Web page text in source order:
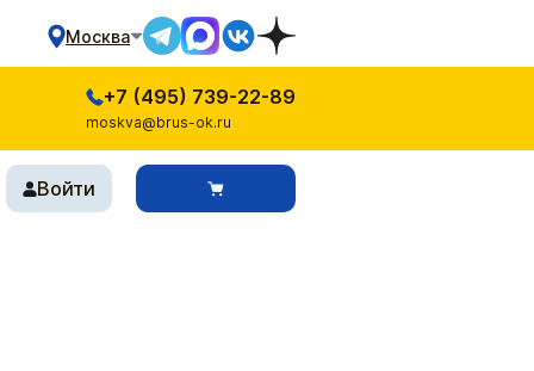
Москва
+7 (495) 739-22-89
moskva@brus-ok.ru
Войти